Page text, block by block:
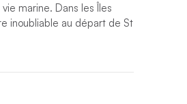
marine. Dans les Îles
inoubliable au départ de St
d’aventures